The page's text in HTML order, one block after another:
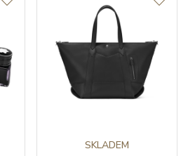
SKLADEM